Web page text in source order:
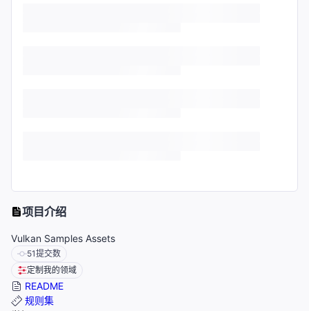
项目介绍
Vulkan Samples Assets
51提交数
定制我的领域
README
规则集